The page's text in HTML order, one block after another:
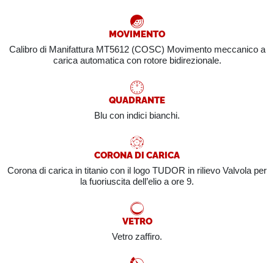
MOVIMENTO
Calibro di Manifattura MT5612 (COSC) Movimento meccanico a
carica automatica con rotore bidirezionale.
QUADRANTE
Blu con indici bianchi.
CORONA DI CARICA
Corona di carica in titanio con il logo TUDOR in rilievo Valvola per
la fuoriuscita dell’elio a ore 9.
VETRO
Vetro zaffiro.